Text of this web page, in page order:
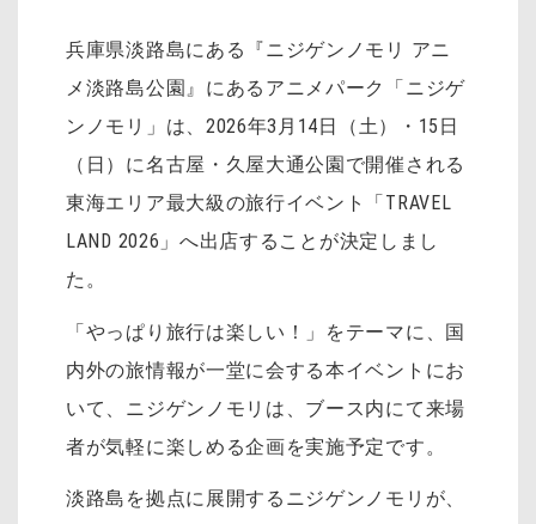
兵庫県淡路島にある『ニジゲンノモリ アニ
メ淡路島公園』にあるアニメパーク「ニジゲ
ンノモリ」は、2026年3月14日（土）・15日
（日）に名古屋・久屋大通公園で開催される
東海エリア最大級の旅行イベント「TRAVEL
LAND 2026」へ出店することが決定しまし
た。
「やっぱり旅行は楽しい！」をテーマに、国
内外の旅情報が一堂に会する本イベントにお
いて、ニジゲンノモリは、ブース内にて来場
者が気軽に楽しめる企画を実施予定です。
淡路島を拠点に展開するニジゲンノモリが、